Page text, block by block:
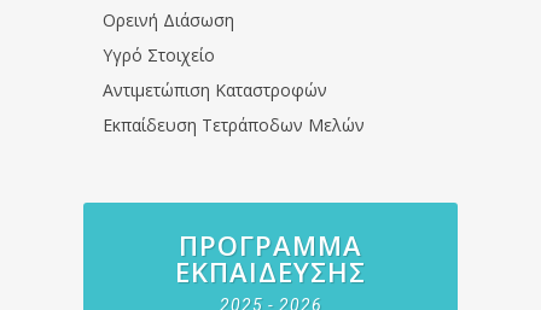
Ορεινή Διάσωση
Υγρό Στοιχείο
Αντιμετώπιση Καταστροφών
Εκπαίδευση Τετράποδων Μελών
ΠΡΌΓΡΑΜΜΑ
ΕΚΠΑΊΔΕΥΣΗΣ
2025 - 2026